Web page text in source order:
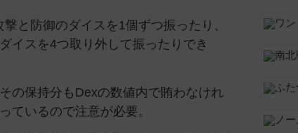
と防御のダイスを1個ずつ振ったり、
イスを4つ取り外して振ったりでき
の保持分もDexの数値内で賄わなけれ
ているので注意が必要。